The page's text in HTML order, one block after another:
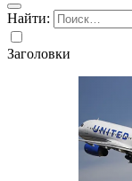
Найти:
Заголовки